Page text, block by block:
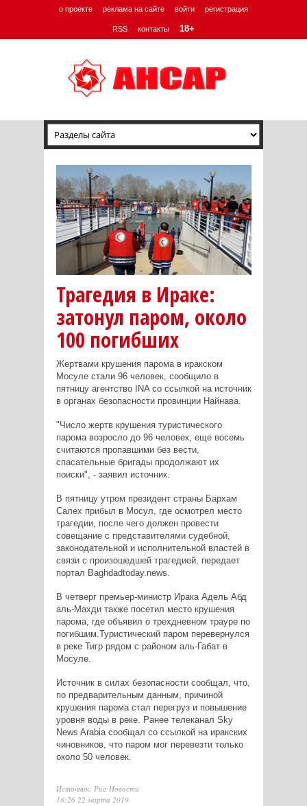
о проекте реклама на сайте войти регистрация
RSS контакты 18+
Трагедия в Ираке:
затонул паром, около
100 погибших
Жертвами крушения парома в иракском
Мосуле стали 96 человек, сообщило в
пятницу агентство INA со ссылкой на источник
в органах безопасности провинции Найнава.
"Число жертв крушения туристического
парома возросло до 96 человек, еще восемь
считаются пропавшими без вести,
спасательные бригады продолжают их
поиски", - заявил источник.
В пятницу утром президент страны Бархам
Салех прибыл в Мосул, где осмотрел место
трагедии, после чего должен провести
совещание с представителями судебной,
законодательной и исполнительной властей в
связи с произошедшей трагедией, передает
портал Baghdadtoday.news.
В четверг премьер-министр Ирака Адель Абд
аль-Махди также посетил место крушения
парома, где объявил о трехдневном трауре по
погибшим.Туристический паром перевернулся
в реке Тигр рядом с районом аль-Габат в
Мосуле.
Источник в силах безопасности сообщал, что,
по предварительным данным, причиной
крушения парома стал перегруз и повышение
уровня воды в реке. Ранее телеканал Sky
News Arabia сообщал со ссылкой на иракских
чиновников, что паром мог перевезти только
около 50 человек.
Источник: Риа Новости
18:26 22 марта 2019